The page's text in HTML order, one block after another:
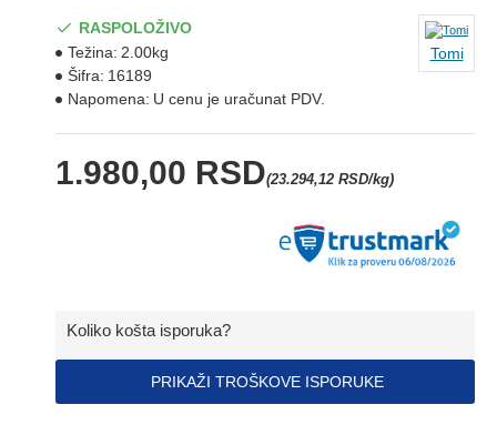
1.980,00 RSD(23.294,12 RSD/kg)
RASPOLOŽIVO
Težina: 2.00kg
Šifra: 16189
Napomena: U cenu je uračunat PDV.
Tomi
Koliko košta isporuka?
PRIKAŽI TROŠKOVE ISPORUKE